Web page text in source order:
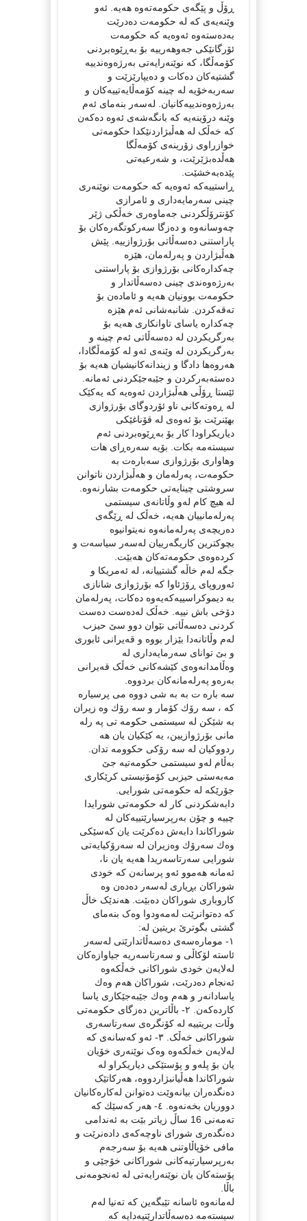
ڕۆڵ و پێگەی حکومەتەوە هەیە. ئەو
وێنەیەی کە لە حکومەت دەدرێت
بەدەستەوە ئەوەیە کە حکومەت
ئۆرگانێکی جەوهەرییە بۆ بەڕێوەبردنی
کۆمەڵگا، کە نوێنەرایەتی بەرژەوەندییە
گشتیەکان دەکات و دەیپارێزێت و
سەربەخۆیە لە چینە کۆمەڵایەتییەکان و
بەرژەوەندییەکانیان. لەسەر بنەمای ئەم
وێنە درۆینەیە کە بانگەشەی ئەوە دەکەن
کە خەڵک لە هەڵبژاردنێکدا حکومەتی
خوازراوی زۆرینەی کۆمەڵگا
هەڵدەبژێرێت، و شەرعیەتی
پێدەبەخشێت.
ڕاستییەکە ئەوەیە کە حکومەت نوێنەری
چینی سەرمایەداری و ئامرازی
کۆنترۆڵکردنی جەماوەری خەڵکی ژێر
چەوسانەوە و دەزگا سەرکوتگەرەکان بۆ
پاراستنی دەسەڵاتی بۆرژوازییە. پێش
هەڵبژاردن و پەرلەمان، هێزە
چەکدارەکانی بۆرژوازی بۆ پاراستنی
بەرژەوەندی چینی دەسەڵاتدار و
حکومەت بوونیان هەیە و ئامادەن بۆ
تەقەکردن. شانبەشانی ئەم هێزە
چەکدارە یاسای تاوانکاری هەیە بۆ
بەرگریکردن لە دەسەڵاتی ئەم چینە و
بەرگریکردن لە وێنەی ئەو لە کۆمەڵگادا،
هەروەها دادگا و زیندانەکانیشیان هەیە بۆ
دەستەبەرکردن و جێبەجێکردنی ئەمانە.
ئێستا ڕۆڵی هەڵبژاردن ئەوەیە کە یەکێک
لە ڕەوتەکانی ناو ئۆردوگای بۆرژوازی
بهێنرێت بۆ ئەوەی لە قۆناغێکی
دیاریکراودا کار بۆ بەڕێوەبردنی ئەم
سیستەمە بکات. بۆیە سەرەڕای هات
وهاواری بۆرژوازی سەبارەت بە
حکومەت، پەرلەمان و هەڵبژاردن ناتوانن
سروشتی چینایەتی حکومەت بشارنەوە.
لە هیچ کام لەو وڵاتانەی سیستمی
پەرلەمانییان هەیە، خەڵک لە ڕێگەی
دەریچەی پەرلەمانەوە نەیتوانیوە
بچوکترین کاریگەرییان لەسەر سیاسەت و
کردەوەی حکومەتەکان هەبێت.
جگە لەم خاڵە گشتییانە، لە ئەمریکا و
ئەوروپای ڕۆژئاوا کە بۆرژوازی شانازی
بە دیموکراسییەکەیەوە دەکات، پەرلەمان
دۆخی باش نییە. خەڵک لەدەست دەست
کردنی دەسەڵاتی نێوان دوو سێ حیزب
لەم وڵاتانەدا بێزار بووە و قەیرانی ئابوری
و بێ توانای سەرمایەداری لە
وەڵامدانەوەی کێشەکانی خەڵک قەیرانی
بەرەو پەرلەمانەکان بردووە.
سه باره ت به به شی دووه می پرسیاره
كه ، سه رۆك کۆمار و سه رۆك وه زیران
به شێكن له سیستمی حكومه تی په رله
مانی بۆرژوازیین، یه كێكیان یان هه
ردووكیان له سه رۆكی حكوومه تدان.
بەڵام لەو سیستمی حکومەتیە جێ
مەبەستی حیزبی کۆمۆنیستی کرێکاری
جۆرێکە لە حکومەتی شورایی.
دابەشكردنی كار لە حكومەتی شورایدا
چییە و چۆن بەرپرسیارێتییەكان لە
شوراكاندا دابەش دەكرێت یان كەسێكی
وەك سەرۆك وەزیران لە سەرۆكیایەتی
شورایی سەرتاسەریدا هەیە یان نا،
ئەمانە هەموو ئەو پرسانەن كە خودی
شوراكان بڕیاری لەسەر دەدەن وە
کاروباری شوراکان دەبێت. هەندێک خاڵ
کە دەتوانرێت لەمەودوا وەک بنەمای
گشتی بگوترێ بریتین لە:
١- مومارەسەی دەسەڵاتدارێتی لەسەر
ئاستە لۆكاڵی و سەرتاسەریە جیاوازەكان
لەلایەن خودی شوراكانی خەڵکەوە
ئەنجام دەدرێت، شوراكان هەم وەك
یاسادانەر و هەم وەك جێبەجێكاری یاسا
كاردەكەن. ٢- باڵاترین ده‌زگای حكومه‌تی
وڵات بریتییه‌ له‌ كۆنگره‌ی سەرتاسەری
شوراکانی خەڵک. ٣- ئەو کەسانەی کە
لەلایەن خەڵکەوە وەک نوێنەری خۆیان
یان بۆ پلەو و پۆستێکی دیاریکراو لە
شوراکاندا هەڵیانبژاردووە، هەرکاتێک
دەنگدەران بیانەوێت دەتوانن لەکارەکانیان
دووریان بخەنەوە. ٤- هه‌ر كه‌سێك كه‌
ته‌مه‌نی 16 ساڵ زیاتر بێت به‌ ئه‌ندامی
ده‌نگده‌ری شورای ناوچه‌كه‌ی داده‌نرێت و
مافی خۆپاڵاوتنی هه‌یه‌ بۆ سه‌رجه‌م
به‌رپرسیارتیەکانی شوراکانی خۆجێی و
پۆسته‌كان یان نوێنه‌رایه‌تی له‌ ئه‌نجومه‌نی
باڵا.
لەمانەوە ئاسانە تێبگەین کە تەنیا لەم
سیستەمە دەسەڵاتدارێتیەدایە کە